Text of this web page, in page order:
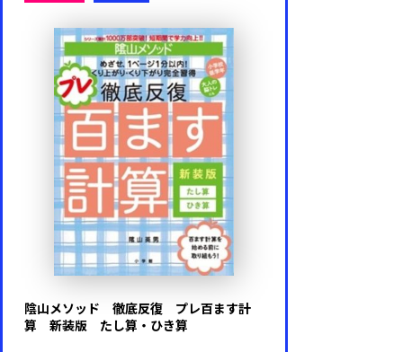
陰山メソッド 徹底反復 プレ百ます計
算 新装版 たし算・ひき算